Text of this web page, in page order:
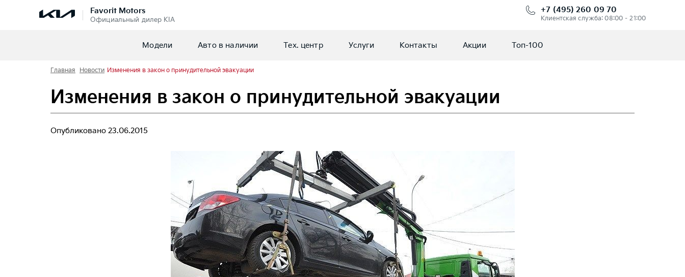
Favorit Motors
Официальный дилер KIA
+7 (495) 260 09 70
Клиентская служба: 08:00 – 21:00
Модели Авто в наличии Тех. центр Услуги Контакты Акции Топ-100
Главная Новости Изменения в закон о принудительной эвакуации
Изменения в закон о принудительной эвакуации
Опубликовано 23.06.2015